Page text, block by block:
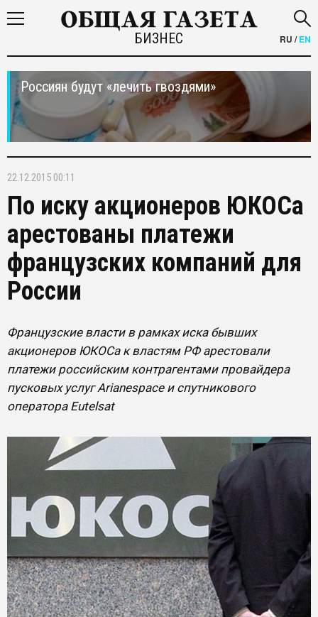
БИЗНЕС RU /EN
Россиян будут «лечить гвоздями»
22.12.2015 00:11
По иску акционеров ЮКОСа
арестованы платежи
французских компаний для
России
Французские власти в рамках иска бывших
акционеров ЮКОСа к властям РФ арестовали
платежи российским контрагентами провайдера
пусковых услуг Arianespace и спутникового
оператора Eutelsat